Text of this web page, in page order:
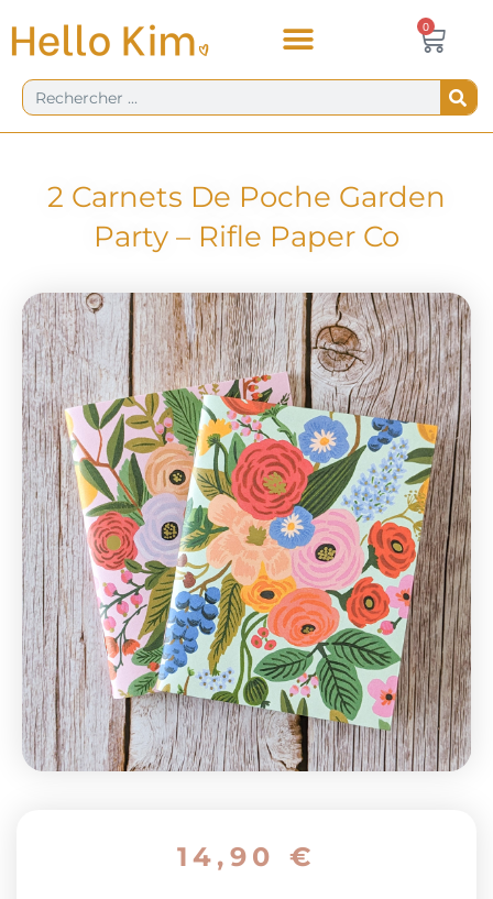
au
€ 0
Rechercher
2 Carnets De Poche Garden
Party – Rifle Paper Co
14,90 €